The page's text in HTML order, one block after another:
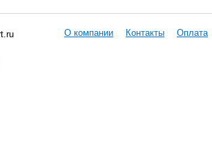
О компании Контакты Оплата